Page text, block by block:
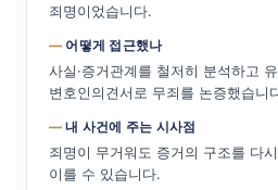
죄명이었습니다.
어떻게 접근했나
사실·증거관계를 철저히 분석하고
변호인의견서로 무죄를 논증했습니
내 사건에 주는 시사점
죄명이 무거워도 증거의 구조를 다
이를 수 있습니다.